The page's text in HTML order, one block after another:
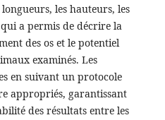
les hauteurs, les
a permis de décrire la
des os et le potentiel
examinés. Les
en suivant un protocole
appropriés, garantissant
des résultats entre les